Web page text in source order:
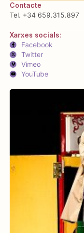
Contacte
Tel. +34 659.315.897
Xarxes socials:
Facebook
Twitter
Vimeo
YouTube